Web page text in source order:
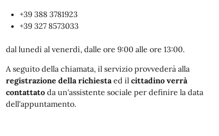
+39 388 3781923
+39 327 8573033
dal lunedì al venerdì, dalle ore 9:00 alle ore 13:00.
A seguito della chiamata, il servizio provvederà alla
registrazione della richiestaed il cittadino verrà
contattato da un'assistente sociale per definire la data
dell'appuntamento.